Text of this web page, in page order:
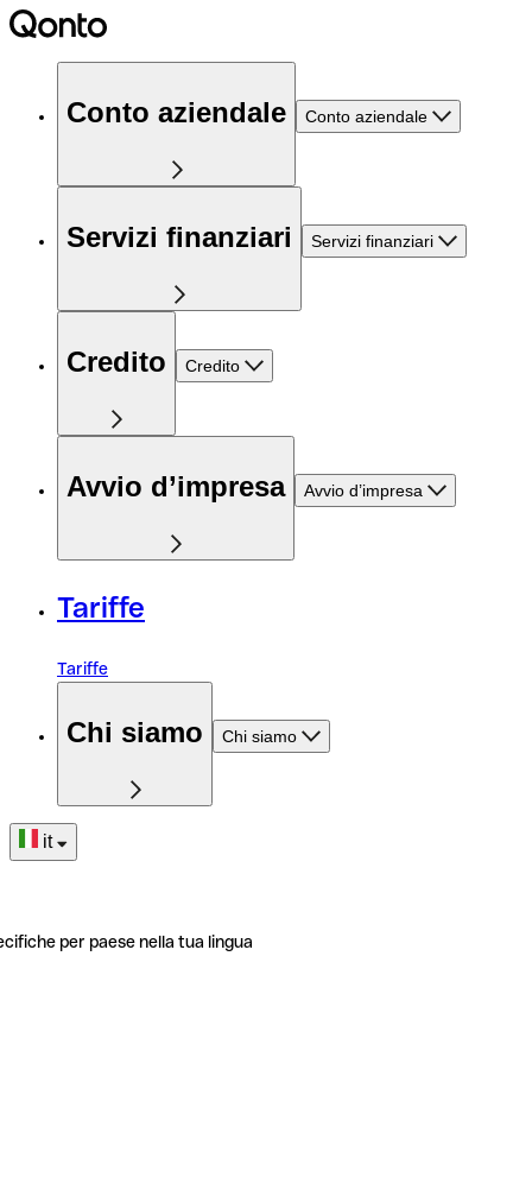
Conto aziendale Conto aziendale
Servizi finanziari Servizi finanziari
Credito Credito
Avvio d’impresa Avvio d’impresa
Tariffe
Tariffe
Chi siamo Chi siamo
it
per paese nella tua lingua